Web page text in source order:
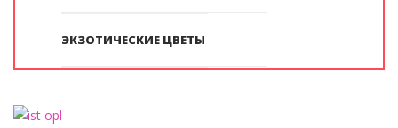
ЭКЗОТИЧЕСКИЕ ЦВЕТЫ